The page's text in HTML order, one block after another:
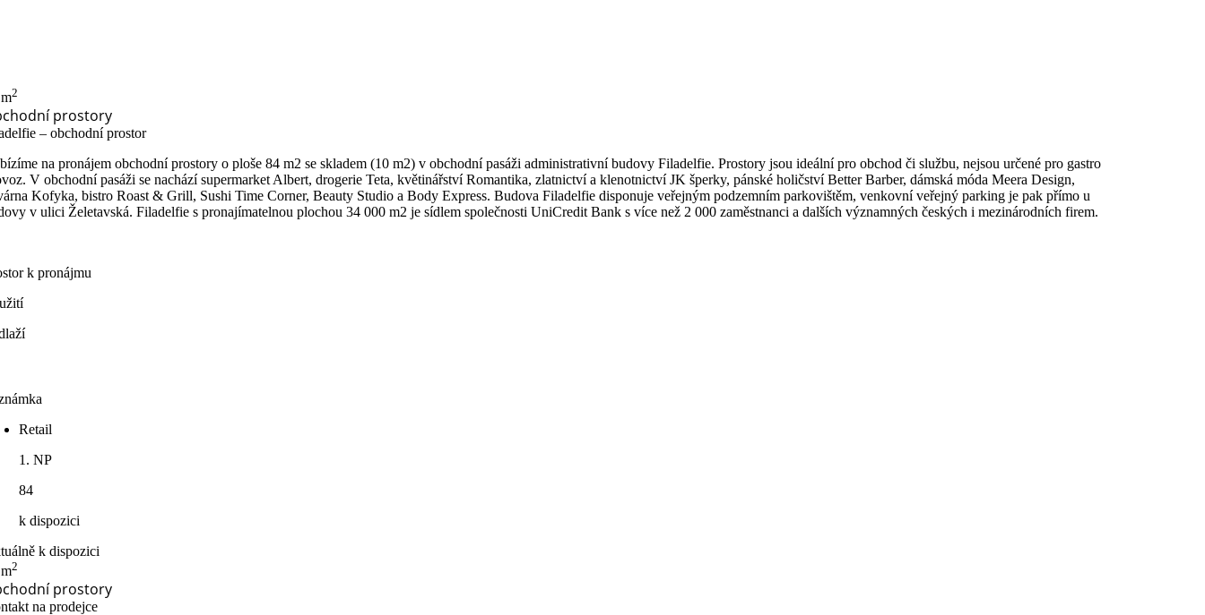
2
prostory
– obchodní prostor
na pronájem obchodní prostory o ploše 84 m2 se skladem (10 m2) v obchodní pasáži administrativní budovy Filadelfie. Prostory jsou ideální pro obchod či službu, nejsou určené pro gastro
V obchodní pasáži se nachází supermarket Albert, drogerie Teta, květinářství Romantika, zlatnictví a klenotnictví JK šperky, pánské holičství Better Barber, dámská móda Meera Design,
Kofyka, bistro Roast & Grill, Sushi Time Corner, Beauty Studio a Body Express. Budova Filadelfie disponuje veřejným podzemním parkovištěm, venkovní veřejný parking je pak přímo u
v ulici Želetavská. Filadelfie s pronajímatelnou plochou 34 000 m2 je sídlem společnosti UniCredit Bank s více než 2 000 zaměstnanci a dalších významných českých i mezinárodních firem.
k pronájmu
Retail
1. NP
84
k dispozici
k dispozici
2
prostory
na prodejce